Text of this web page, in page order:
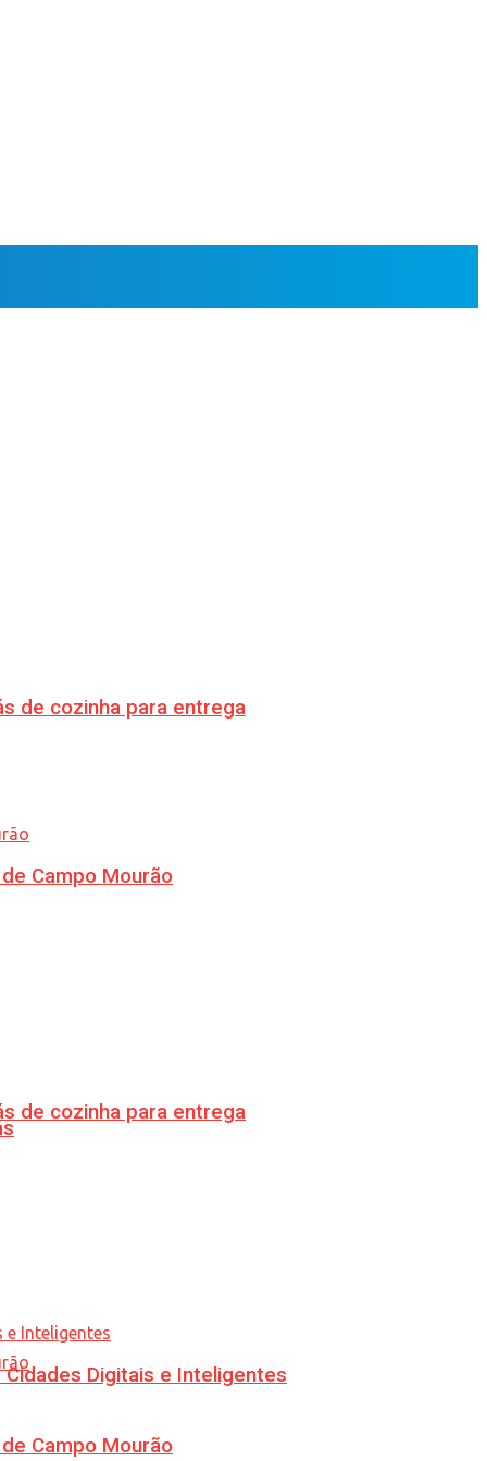
de cozinha para entrega
Campo Mourão
de cozinha para entrega
Campo Mourão
Digitais e Inteligentes